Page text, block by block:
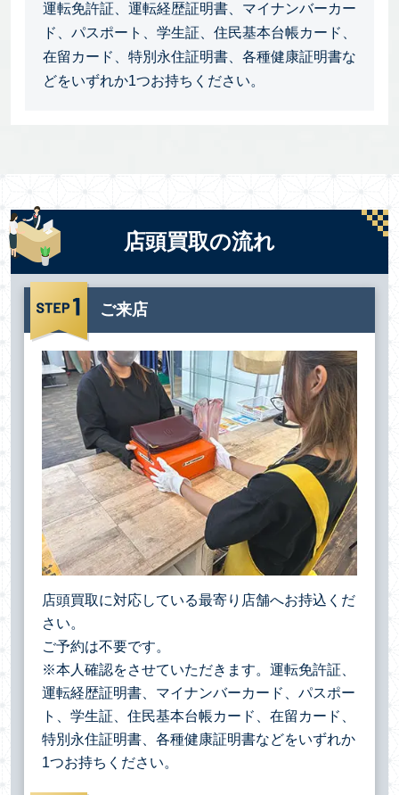
運転免許証、運転経歴証明書、マイナンバーカー
ド、パスポート、学生証、住民基本台帳カード、
在留カード、特別永住証明書、各種健康証明書な
どをいずれか1つお持ちください。
店頭買取の流れ
ご来店
店頭買取に対応している最寄り店舗へお持込くだ
さい。
ご予約は不要です。
※本人確認をさせていただきます。運転免許証、
運転経歴証明書、マイナンバーカード、パスポー
ト、学生証、住民基本台帳カード、在留カード、
特別永住証明書、各種健康証明書などをいずれか
1つお持ちください。